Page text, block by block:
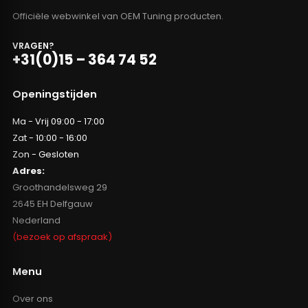
Officiële webwinkel van OEM Tuning producten.
VRAGEN?
+31(0)15 – 364 74 52
Openingstijden
Ma - Vrij 09:00 - 17:00
Zat - 10:00 - 16:00
Zon - Gesloten
Adres:
Groothandelsweg 29
2645 EH Delfgauw
Nederland
(bezoek op afspraak)
Menu
Over ons